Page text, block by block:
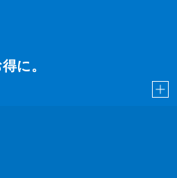
に。